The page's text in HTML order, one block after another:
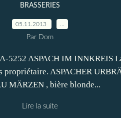
BRASSERIES
05.11.2013
Par Dom
5252 ASPACH IM INNKREIS
ASPACHER
MÄRZEN , bière blonde...
Lire la suite